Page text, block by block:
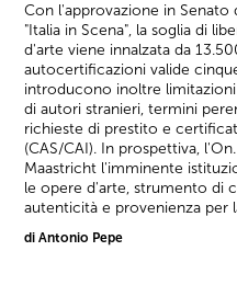
Con l'approvazione in Senato
"Italia in Scena", la soglia di
d'arte viene innalzata da
autocertificazioni valide
introducono inoltre
di autori stranieri, termini
richieste di prestito e
(CAS/CAI). In prospettiva,
Maastricht l'imminente
le opere d'arte, strumento di
autenticità e provenienza per
di Antonio Pepe